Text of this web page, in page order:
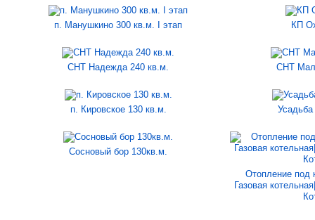
п. Манушкино 300 кв.м. I этап КП
СНТ Надежда 240 кв.м. СНТ
п. Кировское 130 кв.м.
Сосновый бор 130кв.м.
Отопление под
Газовая